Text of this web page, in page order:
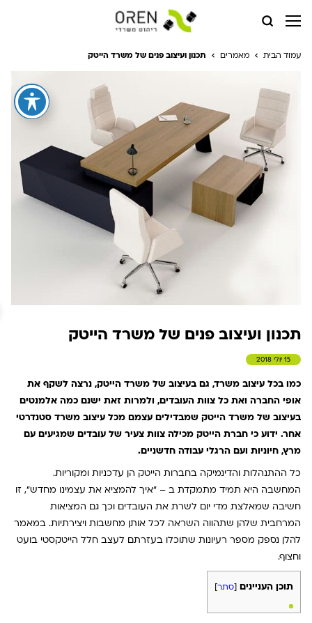
עמוד הבית מאמרים תכנון ועיצוב פנים של משרד הייטק
תכנון ועיצוב פנים של משרד הייטק
15 יולי 2018
כמו בכל עיצוב משרד, גם בעיצוב של משרד הייטק, נרצה לשקף את
אופי החברה ואת כל צוות העובדים, ולמרות זאת ישנם כמה אלמנטים
בעיצוב של משרד הייטק שמבדילים עצמם מכל עיצוב משרד סטנדרטי
אחר. ידוע כי חברת הייטק מכילה צוות צעיר של עובדים שמגיעים עם
מרץ, חיוניות ועם הרגלי עבודה חדשניים.
כל ההתנהלות והדינמיקה בחברות הייטק הן עדכניות ומקוריות.
המחשבה היא תמיד מתמקדת ב – "איך להמציא את עצמינו מחדש", זו
חשיבה שמאלצת מדי יום לשרת את העובדים וכך גם המציאות
המרחבית שלהן שתהווה השראה לכל אותן מחשבות ויצירתיות. במאמר
להלן נספק מספר רעיונות שתוכלו בעזרתם לעצב חלל הייטקסטי בועט
וחצוף.
תוכן העניינים [סתר]